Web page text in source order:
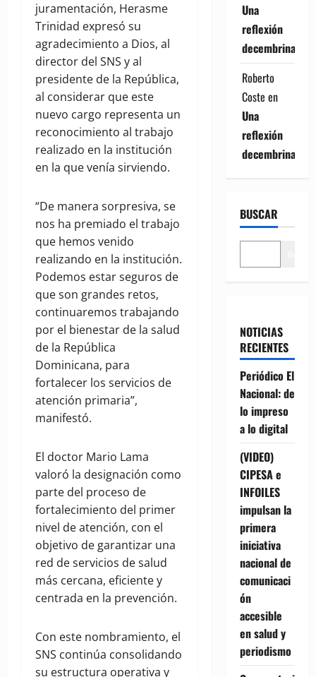
juramentación, Herasme
Trinidad expresó su
agradecimiento a Dios, al
director del SNS y al
presidente de la República,
al considerar que este
nuevo cargo representa un
reconocimiento al trabajo
realizado en la institución
en la que venía sirviendo.
“De manera sorpresiva, se
nos ha premiado el trabajo
que hemos venido
realizando en la institución.
Podemos estar seguros de
que son grandes retos,
continuaremos trabajando
por el bienestar de la salud
de la República
Dominicana, para
fortalecer los servicios de
atención primaria”,
manifestó.
El doctor Mario Lama
valoró la designación como
parte del proceso de
fortalecimiento del primer
nivel de atención, con el
objetivo de garantizar una
red de servicios de salud
más cercana, eficiente y
centrada en la prevención.
Con este nombramiento, el
SNS continúa consolidando
su estructura operativa y
Una
reflexión
decembrina
Roberto
Coste en
Una
reflexión
decembrina
BUSCAR
NOTICIAS
RECIENTES
Periódico El
Nacional: de
lo impreso
a lo digital
(VIDEO)
CIPESA e
INFOILES
impulsan la
primera
iniciativa
nacional de
comunicaci
ón
accesible
en salud y
periodismo